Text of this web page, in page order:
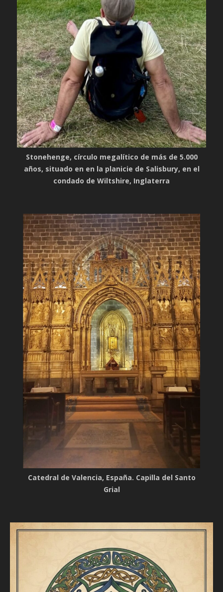
Stonehenge, círculo megalítico de más de 5.000
años, situado en en la planicie de Salisbury, en el
condado de Wiltshire, Inglaterra
Catedral de Valencia, España. Capilla del Santo
Grial